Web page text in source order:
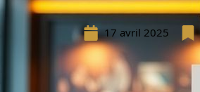
17 avril 2025